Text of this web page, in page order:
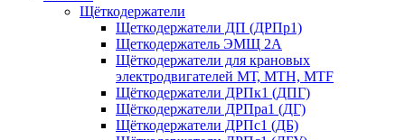
Щёткодержатели
Щеткодержатели ДП (ДРПр1)
Щеткодержатель ЭМЩ 2А
Щёткодержатели для крановых
электродвигателей МТ, МТН, МТF
Щёткодержатели ДРПк1 (ДПГ)
Щёткодержатели ДРПра1 (ДГ)
Щёткодержатели ДРПс1 (ДБ)